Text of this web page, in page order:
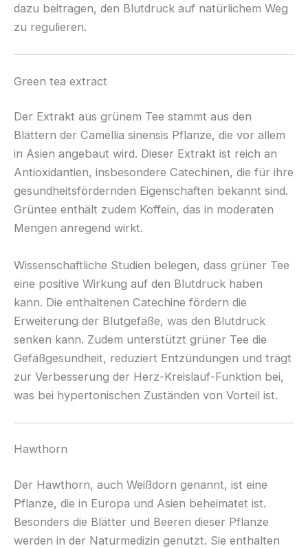
dazu beitragen, den Blutdruck auf natürlichem Weg
zu regulieren.
Green tea extract
Der Extrakt aus grünem Tee stammt aus den
Blättern der Camellia sinensis Pflanze, die vor allem
in Asien angebaut wird. Dieser Extrakt ist reich an
Antioxidantien, insbesondere Catechinen, die für ihre
gesundheitsfördernden Eigenschaften bekannt sind.
Grüntee enthält zudem Koffein, das in moderaten
Mengen anregend wirkt.
Wissenschaftliche Studien belegen, dass grüner Tee
eine positive Wirkung auf den Blutdruck haben
kann. Die enthaltenen Catechine fördern die
Erweiterung der Blutgefäße, was den Blutdruck
senken kann. Zudem unterstützt grüner Tee die
Gefäßgesundheit, reduziert Entzündungen und trägt
zur Verbesserung der Herz-Kreislauf-Funktion bei,
was bei hypertonischen Zuständen von Vorteil ist.
Hawthorn
Der Hawthorn, auch Weißdorn genannt, ist eine
Pflanze, die in Europa und Asien beheimatet ist.
Besonders die Blätter und Beeren dieser Pflanze
werden in der Naturmedizin genutzt. Sie enthalten